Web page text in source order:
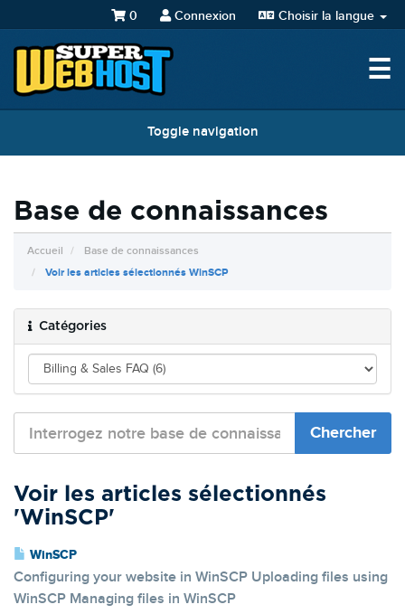
Choisir la langue
Connexion
0
☰
Toggle navigation
Base de connaissances
Accueil
Base de connaissances
Voir les articles sélectionnés WinSCP
Catégories
Voir les articles sélectionnés
'WinSCP'
WinSCP
Configuring your website in WinSCP Uploading files using
WinSCP Managing files in WinSCP